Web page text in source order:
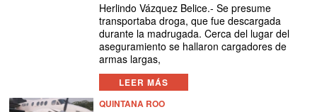
Herlindo Vázquez Belice.- Se presume
transportaba droga, que fue descargada
durante la madrugada. Cerca del lugar del
aseguramiento se hallaron cargadores de
armas largas,
LEER MÁS
QUINTANA ROO